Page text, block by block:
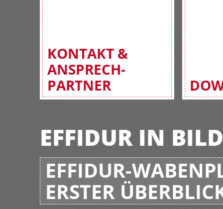
KONTAKT &
ANSPRECH-
PARTNER
EFFIDUR IN
EFFIDUR-
ERSTER